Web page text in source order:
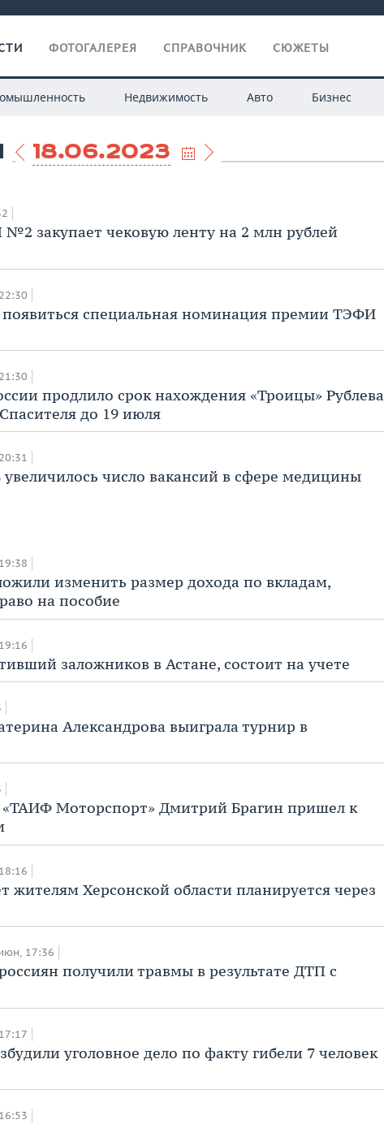
ФОТОГАЛЕРЕЯ СПРАВОЧНИК СЮЖЕТЫ
Недвижимость Авто Бизнес
18.06.2023
закупает чековую ленту на 2 млн рублей
специальная номинация премии ТЭФИ
продлило срок нахождения «Троицы» Рублевa
дo 19 июля
увеличилось число вакансий в сфере медицины
изменить размер дохода по вкладам,
на пособие
заложников в Астане, состоит на учете
Александрова выиграла турнир в
Моторспорт» Дмитрий Брагин пришел к
жителям Херсонской области планируется через
17:36
получили травмы в результате ДТП с
уголовное дело по факту гибели 7 человек